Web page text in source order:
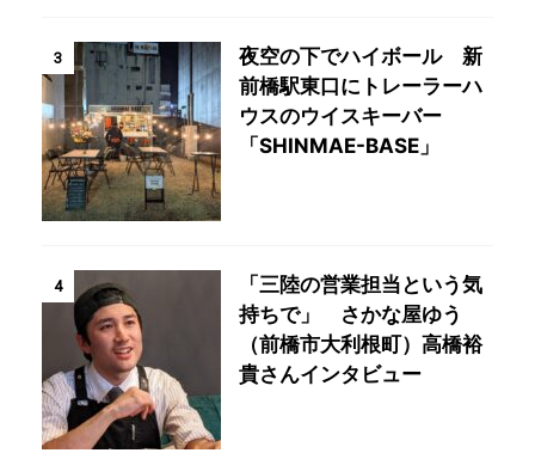
3
夜空の下でハイボール 新
前橋駅東口にトレーラーハ
ウスのウイスキーバー
「SHINMAE-BASE」
4
「三陸の営業担当という気
持ちで」 さかな屋ゆう
（前橋市大利根町）高橋裕
貴さんインタビュー